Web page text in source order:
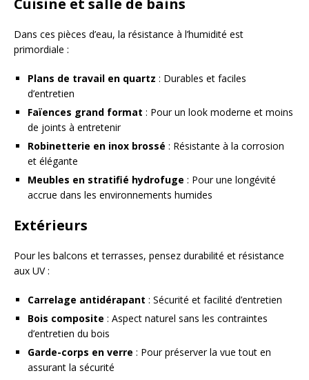
Cuisine et salle de bains
Dans ces pièces d’eau, la résistance à l’humidité est
primordiale :
Plans de travail en quartz : Durables et faciles
d’entretien
Faïences grand format : Pour un look moderne et moins
de joints à entretenir
Robinetterie en inox brossé : Résistante à la corrosion
et élégante
Meubles en stratifié hydrofuge : Pour une longévité
accrue dans les environnements humides
Extérieurs
Pour les balcons et terrasses, pensez durabilité et résistance
aux UV :
Carrelage antidérapant : Sécurité et facilité d’entretien
Bois composite : Aspect naturel sans les contraintes
d’entretien du bois
Garde-corps en verre : Pour préserver la vue tout en
assurant la sécurité